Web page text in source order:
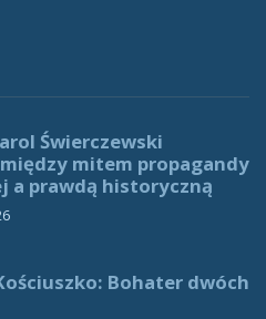
Świerczewski
mitem propagandy
a prawdą historyczną
Bohater dwóch